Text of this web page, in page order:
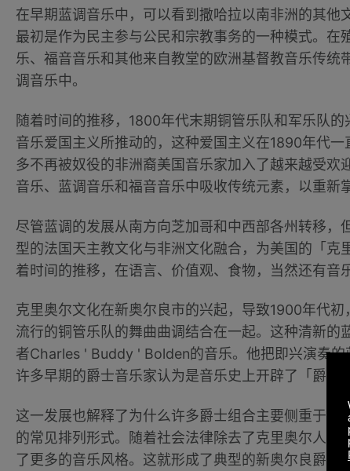
在早期蓝调音乐中，可以看到撒哈拉以南非洲的其
最初是作为民主参与公民和宗教事务的一种模式。
乐、福音音乐和其他来自教堂的欧洲基督教音乐传
调音乐中。
随着时间的推移，1800年代末期铜管乐队和军乐队
音乐爱国主义所推动的，这种爱国主义在1890年代
多不再被奴役的非洲裔美国音乐家加入了越来越受
音乐、蓝调音乐和福音音乐中吸收传统元素，以重新
尽管蓝调的发展从南方向芝加哥和中西部各州转移
型的法国天主教文化与非洲文化融合，为美国的「
着时间的推移，在语言、价值观、食物，当然还有音
克里奥尔文化在新奥尔良市的兴起，导致1900年代
流行的铜管乐队的舞曲曲调结合在一起。这种清新
者Charles ' Buddy ' Bolden的音乐。他把即兴演奏
许多早期的爵士音乐家认为是音乐史上开辟了「爵士
这一发展也解释了为什么许多爵士组合主要侧重于使
的常见排列形式。随着社会法律除去了克里奥尔人
了更多的音乐风格。这就形成了典型的新奥尔良爵士